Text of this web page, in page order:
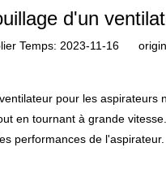
d'un
Temps: 2023-11-16
pour les
en tournant à grande
performances de l'aspirateur.